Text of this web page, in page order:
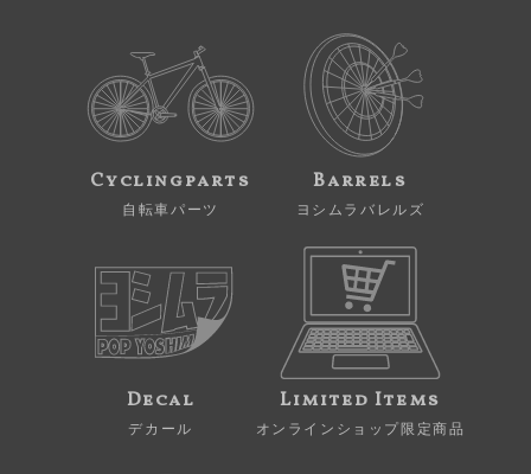
Cyclingparts
自転車パーツ
Barrels
ヨシムラバレルズ
Decal
デカール
Limited Items
オンラインショップ限定商品